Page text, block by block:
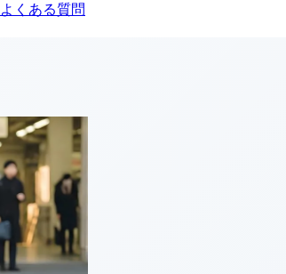
よくある質問